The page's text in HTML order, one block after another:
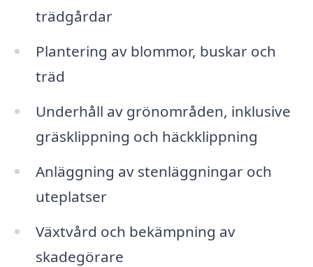
trädgårdar
Plantering av blommor, buskar och
träd
Underhåll av grönområden, inklusive
gräsklippning och häckklippning
Anläggning av stenläggningar och
uteplatser
Växtvård och bekämpning av
skadegörare